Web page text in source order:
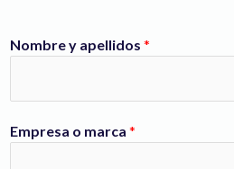
Nombre y apellidos *
Empresa o marca *